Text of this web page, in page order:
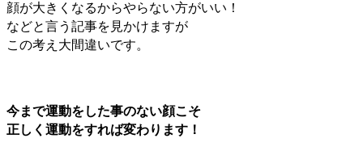
顔が大きくなるからやらない方がいい！
などと言う記事を見かけますが
この考え大間違いです。
今まで運動をした事のない顔こそ
正しく運動をすれば変わります！